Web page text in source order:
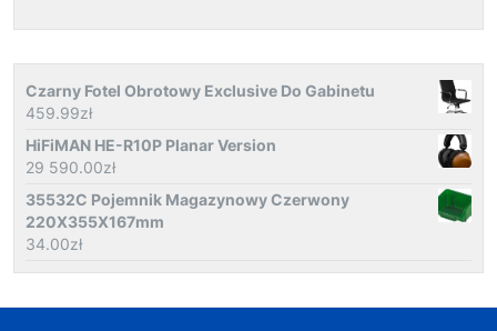
Czarny Fotel Obrotowy Exclusive Do Gabinetu
459.99zł
HiFiMAN HE-R10P Planar Version
29 590.00zł
35532C Pojemnik Magazynowy Czerwony
220X355X167mm
34.00zł